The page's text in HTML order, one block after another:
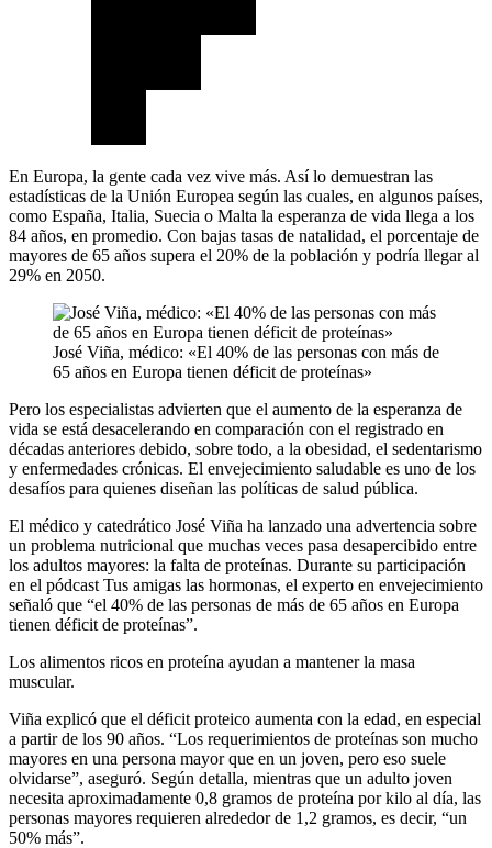
En Europa, la gente cada vez vive más. Así lo demuestran las
estadísticas de la Unión Europea según las cuales, en algunos países,
como España, Italia, Suecia o Malta la esperanza de vida llega a los
84 años, en promedio. Con bajas tasas de natalidad, el porcentaje de
mayores de 65 años supera el 20% de la población y podría llegar al
29% en 2050.
José Viña, médico: «El 40% de las personas con más de
65 años en Europa tienen déficit de proteínas»
Pero los especialistas advierten que el aumento de la esperanza de
vida se está desacelerando en comparación con el registrado en
décadas anteriores debido, sobre todo, a la obesidad, el sedentarismo
y enfermedades crónicas. El envejecimiento saludable es uno de los
desafíos para quienes diseñan las políticas de salud pública.
El médico y catedrático José Viña ha lanzado una advertencia sobre
un problema nutricional que muchas veces pasa desapercibido entre
los adultos mayores: la falta de proteínas. Durante su participación
en el pódcast Tus amigas las hormonas, el experto en envejecimiento
señaló que “el 40% de las personas de más de 65 años en Europa
tienen déficit de proteínas”.
Los alimentos ricos en proteína ayudan a mantener la masa
muscular.
Viña explicó que el déficit proteico aumenta con la edad, en especial
a partir de los 90 años. “Los requerimientos de proteínas son mucho
mayores en una persona mayor que en un joven, pero eso suele
olvidarse”, aseguró. Según detalla, mientras que un adulto joven
necesita aproximadamente 0,8 gramos de proteína por kilo al día, las
personas mayores requieren alrededor de 1,2 gramos, es decir, “un
50% más”.